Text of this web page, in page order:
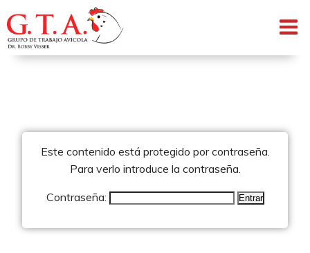
Este contenido está protegido por contraseña.
Para verlo introduce la contraseña.
Contraseña: